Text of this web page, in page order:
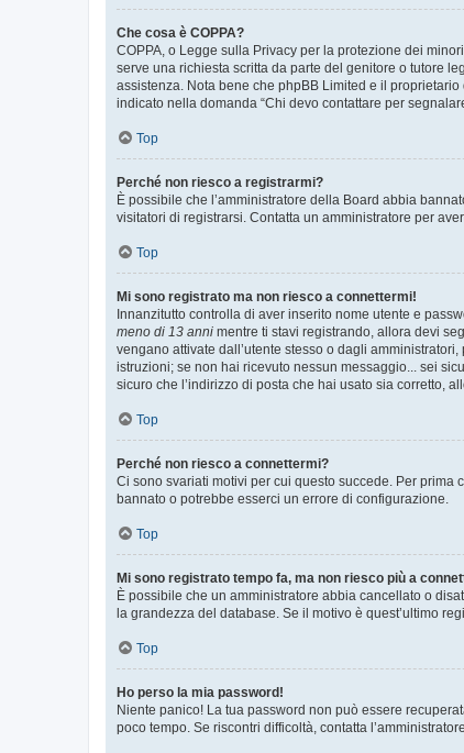
Che cosa è COPPA?
COPPA, o Legge sulla Privacy per la protezione dei
serve una richiesta scritta da parte del genitore o tutore
assistenza. Nota bene che phpBB Limited e il
indicato nella domanda “Chi devo contattare per
Top
Perché non riesco a registrarmi?
È possibile che l’amministratore della Board abbia
visitatori di registrarsi. Contatta un amministratore per
Top
Mi sono registrato ma non riesco a connettermi!
Innanzitutto controlla di aver inserito nome utente e
meno di 13 anni mentre ti stavi registrando, allora devi
vengano attivate dall’utente stesso o dagli
istruzioni; se non hai ricevuto nessun messaggio... sei
sicuro che l’indirizzo di posta che hai usato sia corretto,
Top
Perché non riesco a connettermi?
Ci sono svariati motivi per cui questo succede. Per prima
bannato o potrebbe esserci un errore di configurazione.
Top
Mi sono registrato tempo fa, ma non riesco più a
È possibile che un amministratore abbia cancellato o
la grandezza del database. Se il motivo è quest’ultimo
Top
Ho perso la mia password!
Niente panico! La tua password non può essere
poco tempo. Se riscontri difficoltà, contatta l’amministratore.